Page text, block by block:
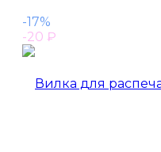
-17%
-20 ₽